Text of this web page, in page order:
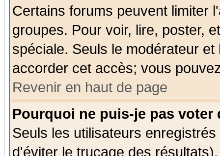
Certains forums peuvent limiter
groupes. Pour voir, lire, poster,
spéciale. Seuls le modérateur
accorder cet accès; vous
Revenir en haut de page
Pourquoi ne puis-je pas voter
Seuls les utilisateurs
d'éviter le trucage des